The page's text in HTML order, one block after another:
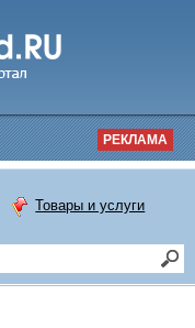
РЕКЛАМА
Товары и услуги